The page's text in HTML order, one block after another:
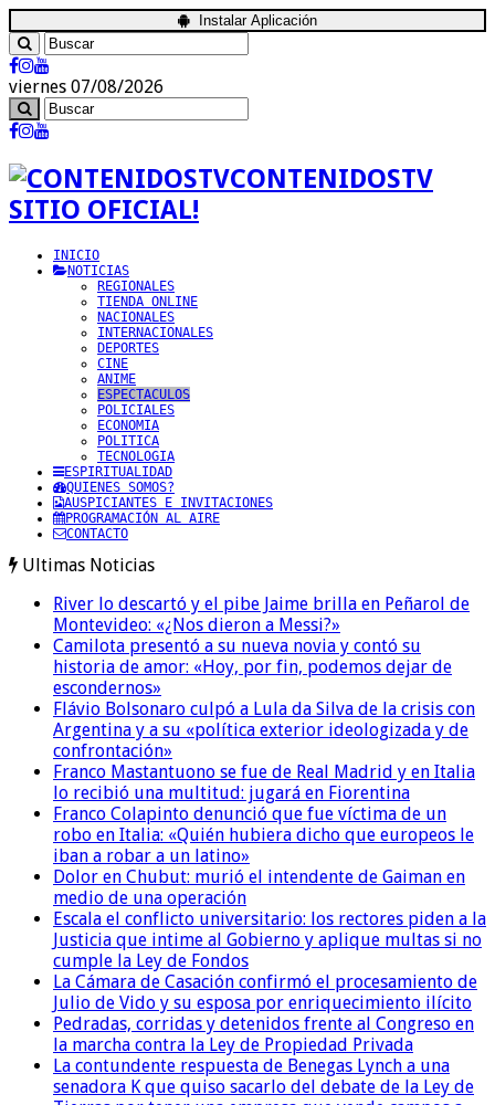
Instalar Aplicación
viernes 07/08/2026
CONTENIDOSTV
SITIO OFICIAL!
INICIO
NOTICIAS
REGIONALES
TIENDA ONLINE
NACIONALES
INTERNACIONALES
DEPORTES
CINE
ANIME
ESPECTACULOS
POLICIALES
ECONOMIA
POLITICA
TECNOLOGIA
ESPIRITUALIDAD
QUIENES SOMOS?
AUSPICIANTES E INVITACIONES
PROGRAMACIÓN AL AIRE
CONTACTO
Ultimas Noticias
River lo descartó y el pibe Jaime brilla en Peñarol de
Montevideo: «¿Nos dieron a Messi?»
Camilota presentó a su nueva novia y contó su
historia de amor: «Hoy, por fin, podemos dejar de
escondernos»
Flávio Bolsonaro culpó a Lula da Silva de la crisis con
Argentina y a su «política exterior ideologizada y de
confrontación»
Franco Mastantuono se fue de Real Madrid y en Italia
lo recibió una multitud: jugará en Fiorentina
Franco Colapinto denunció que fue víctima de un
robo en Italia: «Quién hubiera dicho que europeos le
iban a robar a un latino»
Dolor en Chubut: murió el intendente de Gaiman en
medio de una operación
Escala el conflicto universitario: los rectores piden a la
Justicia que intime al Gobierno y aplique multas si no
cumple la Ley de Fondos
La Cámara de Casación confirmó el procesamiento de
Julio de Vido y su esposa por enriquecimiento ilícito
Pedradas, corridas y detenidos frente al Congreso en
la marcha contra la Ley de Propiedad Privada
La contundente respuesta de Benegas Lynch a una
senadora K que quiso sacarlo del debate de la Ley de